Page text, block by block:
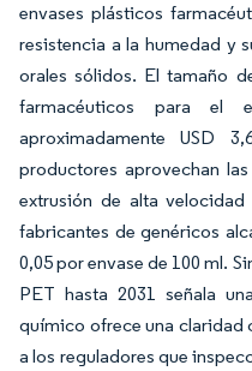
envases plásticos
resistencia a la humedad y
orales sólidos. El tamaño
farmacéuticos para el
aproximadamente USD
productores aprovechan
extrusión de alta
fabricantes de genéricos
0,05 por envase de 100 ml.
PET hasta 2031 señala
químico ofrece una claridad
a los reguladores que